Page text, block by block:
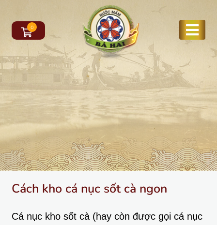
0
Cách kho cá nục sốt cà ngon
Cá nục kho sốt cà (hay còn được gọi cá nục